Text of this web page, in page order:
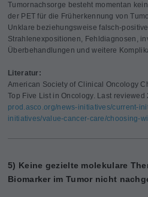
Tumornachsorge besteht momentan
der PET für die Früherkennung von
Unklare beziehungsweise falsch-
Strahlenexpositionen, Fehldiagnosen,
Überbehandlungen und weitere
Literatur:
American Society of Clinical Oncology
Top Five List in Oncology. Last reviewed
prod.asco.org/news-initiatives/current-
initiatives/value-cancer-care/choosing-
5) Keine gezielte molekulare
Biomarker im Tumor nicht